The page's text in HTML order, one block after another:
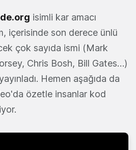
isimli kar amacı
içerisinde son derece ünlü
çok sayıda ismi (Mark
Chris Bosh, Bill Gates…)
Hemen aşağıda da
özetle insanlar kod